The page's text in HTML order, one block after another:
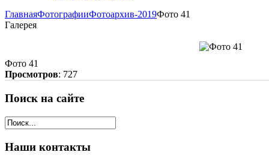
ГлавнаяФотографииФотоархив-2019Фото 41
Галерея
Фото 41
Просмотров: 727
Поиск на сайте
Наши контакты